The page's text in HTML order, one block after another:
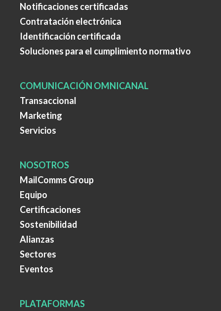
Notificaciones certificadas
Contratación electrónica
Identificación certificada
Soluciones para el cumplimiento normativo
COMUNICACIÓN OMNICANAL
Transaccional
Marketing
Servicios
NOSOTROS
MailComms Group
Equipo
Certificaciones
Sostenibilidad
Alianzas
Sectores
Eventos
PLATAFORMAS